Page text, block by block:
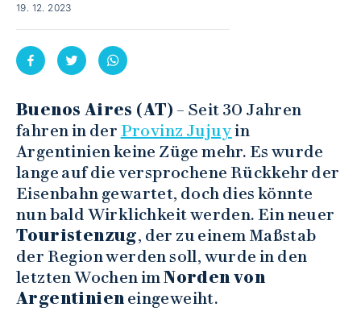
19. 12. 2023
Buenos Aires (AT) – Seit 30 Jahren
fahren in der Provinz Jujuyin
Argentinien keine Züge mehr. Es wurde
lange auf die versprochene Rückkehr der
Eisenbahn gewartet, doch dies könnte
nun bald Wirklichkeit werden. Ein neuer
Touristenzug, der zu einem Maßstab
der Region werden soll, wurde in den
letzten Wochen imNorden von
Argentinien eingeweiht.